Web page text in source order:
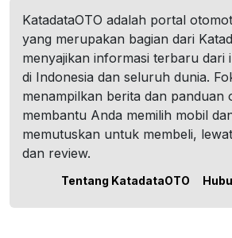
KatadataOTO adalah portal
yang merupakan bagian dari
menyajikan informasi terbaru dari
di Indonesia dan seluruh dunia.
menampilkan berita dan panduan
membantu Anda memilih mobil
memutuskan untuk membeli,
dan review.
Tentang KatadataOTO